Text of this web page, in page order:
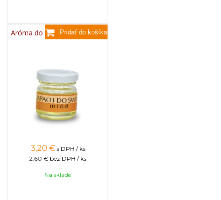
Aróma do sviečok, 25g - med
3,20 € s DPH / ks
2,60 € bez DPH / ks
Na sklade